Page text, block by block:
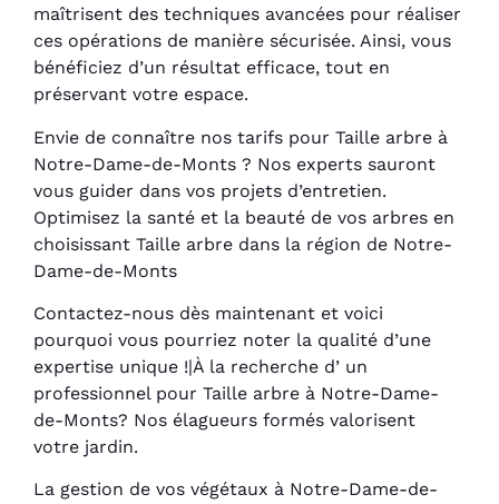
maîtrisent des techniques avancées pour réaliser
ces opérations de manière sécurisée. Ainsi, vous
bénéficiez d’un résultat efficace, tout en
préservant votre espace.
Envie de connaître nos tarifs pour Taille arbre à
Notre-Dame-de-Monts ? Nos experts sauront
vous guider dans vos projets d’entretien.
Optimisez la santé et la beauté de vos arbres en
choisissant Taille arbre dans la région de Notre-
Dame-de-Monts
Contactez-nous dès maintenant et voici
pourquoi vous pourriez noter la qualité d’une
expertise unique !|À la recherche d’ un
professionnel pour Taille arbre à Notre-Dame-
de-Monts? Nos élagueurs formés valorisent
votre jardin.
La gestion de vos végétaux à Notre-Dame-de-